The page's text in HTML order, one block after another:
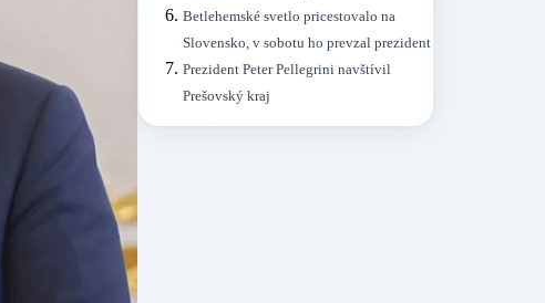
Betlehemské svetlo pricestovalo na
Slovensko, v sobotu ho prevzal prezident
Prezident Peter Pellegrini navštívil
Prešovský kraj